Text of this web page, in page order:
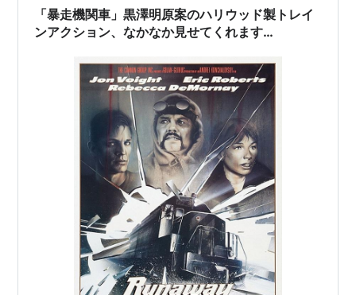
ような一つのエンブレムとなっていた。 それ…
「暴走機関車」黒澤明原案のハリウッド製トレイ
ンアクション、なかなか見せてくれます…